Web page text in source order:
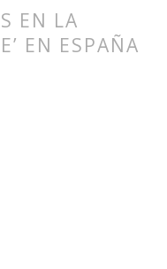
EN LA
EN ESPAÑA